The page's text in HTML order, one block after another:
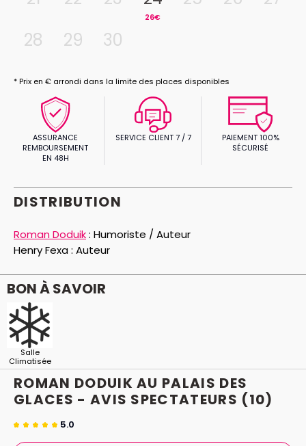
26€
28
29 30
* Prix en € arrondi dans la limite des places disponibles
ASSURANCE
REMBOURSEMENT
EN 48H
SERVICE CLIENT 7 / 7
PAIEMENT 100%
SÉCURISÉ
DISTRIBUTION
Roman Doduik: Humoriste / Auteur
Henry Fexa : Auteur
BON À SAVOIR
Salle
Climatisée
ROMAN DODUIK AU PALAIS DES
GLACES - AVIS SPECTATEURS (10)
5.0